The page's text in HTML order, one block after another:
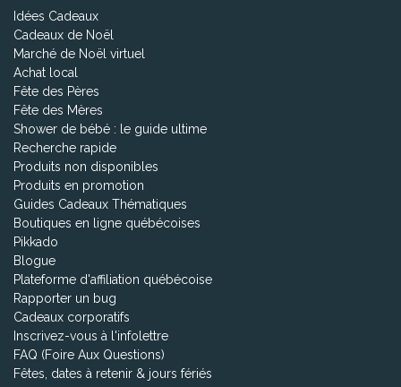
Idées Cadeaux
Cadeaux de Noël
Marché de Noël virtuel
Achat local
Fête des Pères
Fête des Mères
Shower de bébé : le guide ultime
Recherche rapide
Produits non disponibles
Produits en promotion
Guides Cadeaux Thématiques
Boutiques en ligne québécoises
Pikkado
Blogue
Plateforme d'affiliation québécoise
Rapporter un bug
Cadeaux corporatifs
Inscrivez-vous à l'infolettre
FAQ (Foire Aux Questions)
Fêtes, dates à retenir & jours fériés